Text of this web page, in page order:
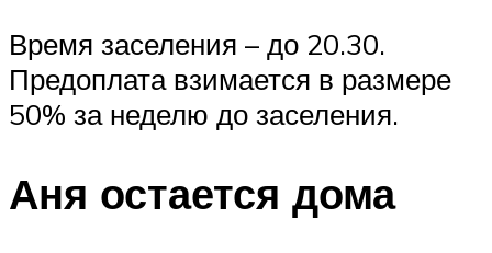
Время заселения – до 20.30.
Предоплата взимается в размере
50% за неделю до заселения.
Аня остается дома